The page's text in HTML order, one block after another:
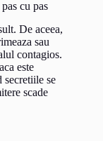
cu pas
De aceea,
sau
contagios.
este
secretiile se
scade